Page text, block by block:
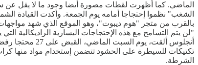
الشغب" نظموا إحتجاجا أمامه يوم الجمعة. وأكدت القيادة
بالقرب من متجر "هوم ديبوت"، وهو الموقع الذي شهد
"لن يتم التسامح مع هذه الإحتجاجات اليسارية
أنجلوس
تكتيكات للسيطرة على الحشود تتضمن إستخدام مواد منها
الشرطة.